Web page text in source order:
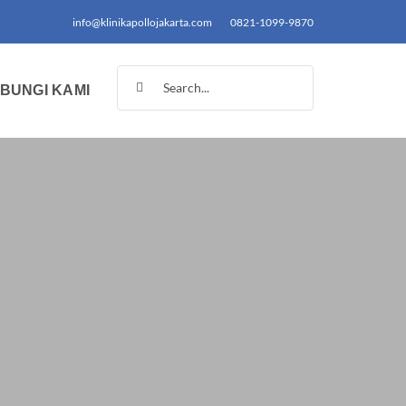
info@klinikapollojakarta.com 0821-1099-9870
KAMI